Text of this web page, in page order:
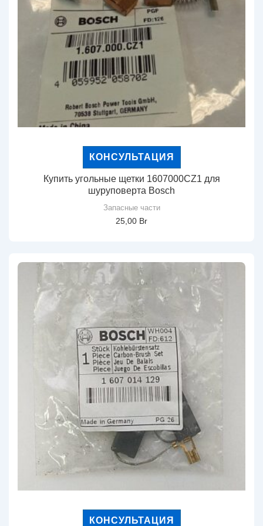
КОНСУЛЬТАЦИЯ
Купить угольные щетки 1607000CZ1 для
шуруповерта Bosch
Запасные части
25,00 Br
КОНСУЛЬТАЦИЯ